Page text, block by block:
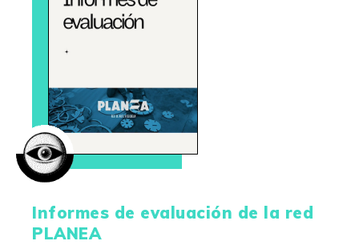
Informes de evaluación de la red
PLANEA